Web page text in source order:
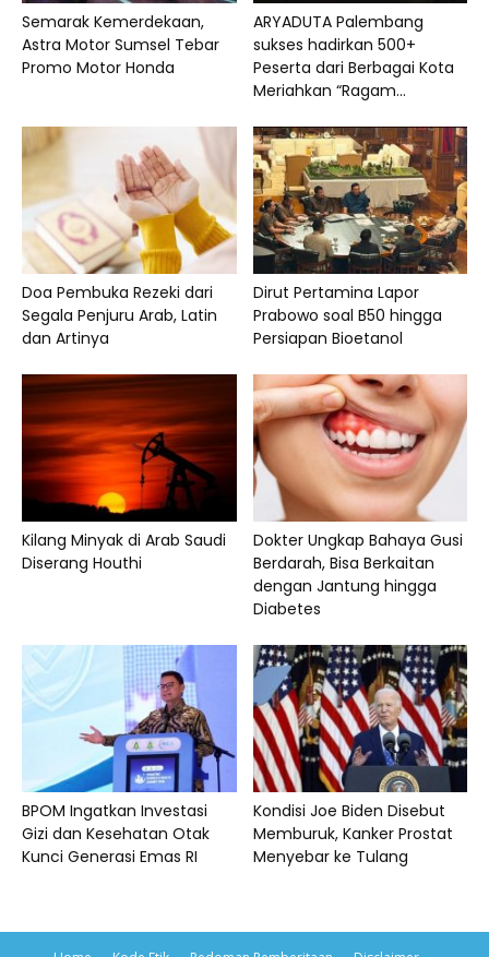
Semarak Kemerdekaan,
Astra Motor Sumsel Tebar
Promo Motor Honda
ARYADUTA Palembang
sukses hadirkan 500+
Peserta dari Berbagai Kota
Meriahkan “Ragam...
Doa Pembuka Rezeki dari
Segala Penjuru Arab, Latin
dan Artinya
Dirut Pertamina Lapor
Prabowo soal B50 hingga
Persiapan Bioetanol
Kilang Minyak di Arab Saudi
Diserang Houthi
Dokter Ungkap Bahaya Gusi
Berdarah, Bisa Berkaitan
dengan Jantung hingga
Diabetes
BPOM Ingatkan Investasi
Gizi dan Kesehatan Otak
Kunci Generasi Emas RI
Kondisi Joe Biden Disebut
Memburuk, Kanker Prostat
Menyebar ke Tulang